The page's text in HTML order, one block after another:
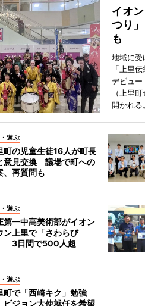
イオ
つり
も
地域に受
「上里
デビュー
（上里
開かれる。
遊ぶ
町の児童生徒16人が町長
意見交換 議場で町への
、再質問も
遊ぶ
第一中高美術部がイオン
ン上里で「さわらび
3日間で500人超
遊ぶ
町で「西崎キク」勉強
ジョン大使就任を希望